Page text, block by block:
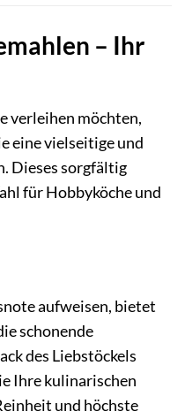
– Ihr
verleihen möchten,
eine vielseitige und
Dieses sorgfältig
für Hobbyköche und
aufweisen, bietet
schonende
des Liebstöckels
Ihre kulinarischen
und höchste